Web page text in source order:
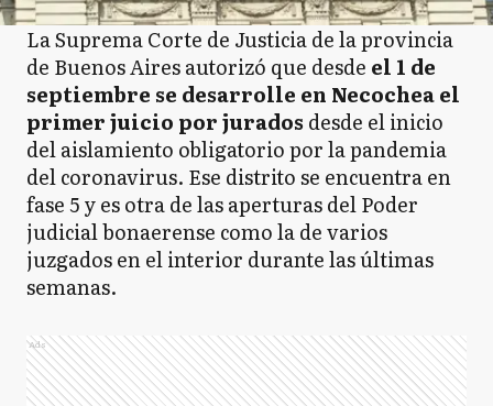
La Suprema Corte de Justicia de la provincia
de Buenos Aires autorizó que desde el 1 de
septiembre se desarrolle en Necochea el
primer juicio por jurados desde el inicio
del aislamiento obligatorio por la pandemia
del coronavirus. Ese distrito se encuentra en
fase 5 y es otra de las aperturas del Poder
judicial bonaerense como la de varios
juzgados en el interior durante las últimas
semanas.
Ads